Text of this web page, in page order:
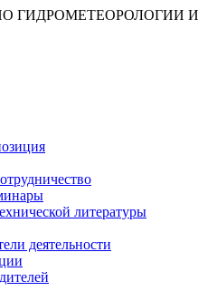
ГИДРОМЕТЕОРОЛОГИИ
литературы
деятельности